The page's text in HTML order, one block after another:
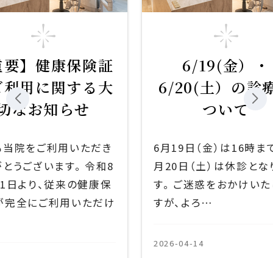
険証
る大
せ
ただき
。 令和8
健康保
ただけ
6/19(金）・
6/20(土）の診療に
6月19日（金）は16時まで 6
月20日（土）は休診となりま
す。 ご迷惑をおかけいたしま
すが、よろ…